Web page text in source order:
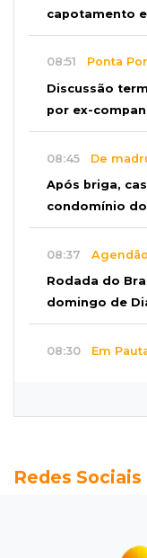
capotamento
08:51 Ponta
Discussão
por ex-
08:45 De
Após briga,
condomínio do
08:37
Rodada do
domingo de
08:30 Em
que tinha com
Município de
Redes Sociais